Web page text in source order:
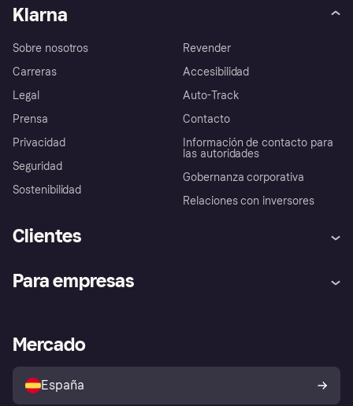
Klarna
Sobre nosotros
Carreras
Legal
Prensa
Privacidad
Seguridad
Sostenibilidad
Revender
Accesibilidad
Auto-Track
Contacto
Información de contacto para
las autoridades
Gobernanza corporativa
Relaciones con inversores
Clientes
Inicio de sesión
Directorio de tiendas
Política de protección al
comprador de Klarna
Reclamaciones
Para empresas
Acceso empresas
Mercado
España